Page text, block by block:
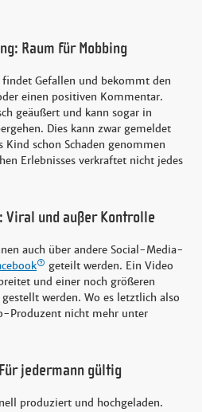
Raum für Mobbing
Gefallen und bekommt den
einen positiven Kommentar.
geäußert und kann sogar in
Dies kann zwar gemeldet
Kind schon Schaden genommen
Erlebnisses verkraftet nicht jedes
Viral und außer Kontrolle
auch über andere Social-Media-
geteilt werden. Ein Video
und einer noch größeren
werden. Wo es letztlich also
Produzent nicht mehr unter
jedermann gültig
produziert und hochgeladen.